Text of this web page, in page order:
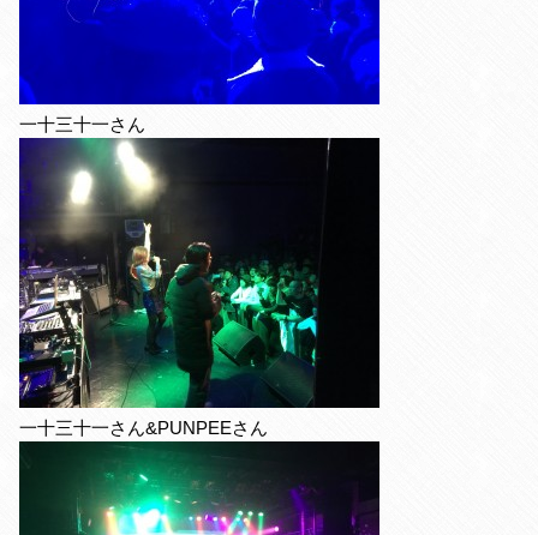
一十三十一さん
一十三十一さん&PUNPEEさん